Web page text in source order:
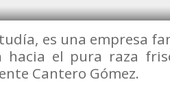
es una empresa
hacia el pura raza
Cantero Gómez.